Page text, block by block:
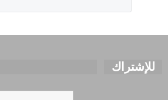
للإشتراك